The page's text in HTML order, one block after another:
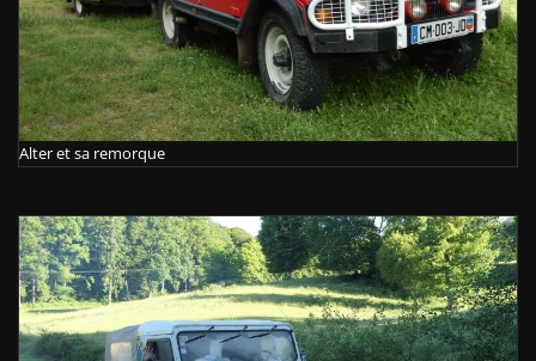
Alter et sa remorque